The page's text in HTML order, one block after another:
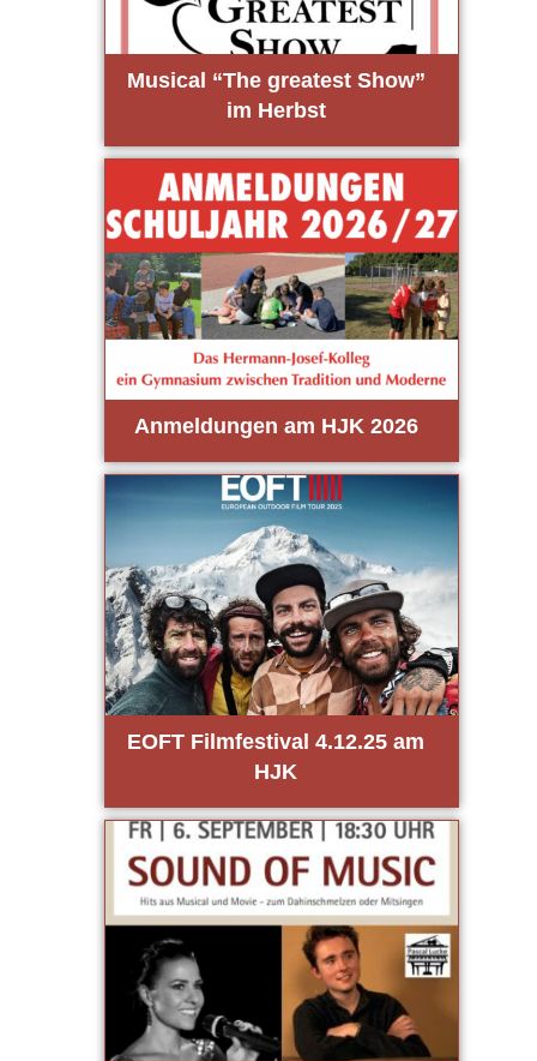
Musi­cal “The grea­test Show”
im Herbst
Anmel­dun­gen am HJK 2026
EOFT Film­fes­ti­val 4.12.25 am
HJK